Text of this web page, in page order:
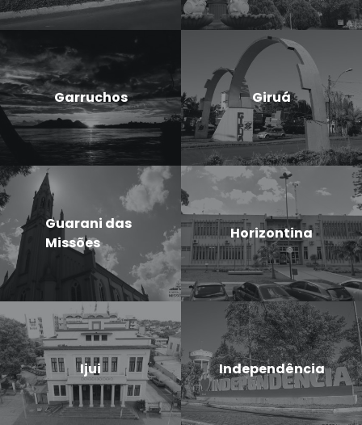
Garruchos Giruá
Guarani das
Missões
Horizontina
Ijui Independência